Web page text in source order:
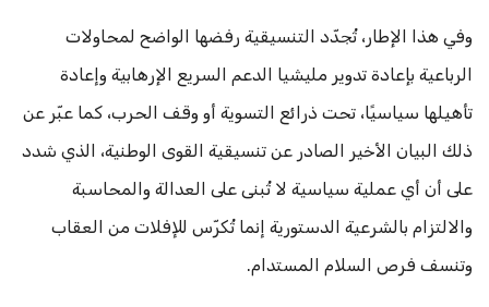
وفي هذا الإطار، تُجدّد التنسيقية رفضها الواضح لمحاولات
الرباعية بإعادة تدوير مليشيا الدعم السريع الإرهابية وإعادة
تأهيلها سياسيًا، تحت ذرائع التسوية أو وقف الحرب، كما عبّر عن
ذلك البيان الأخير الصادر عن تنسيقية القوى الوطنية، الذي شدد
على أن أي عملية سياسية لا تُبنى على العدالة والمحاسبة
والالتزام بالشرعية الدستورية إنما تُكرّس للإفلات من العقاب
وتنسف فرص السلام المستدام.